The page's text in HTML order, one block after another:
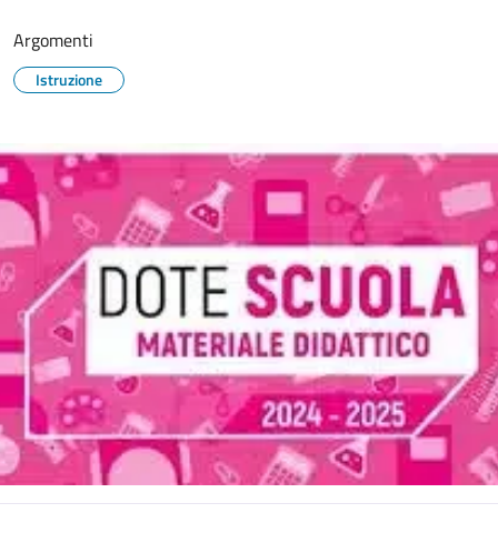
Argomenti
Istruzione